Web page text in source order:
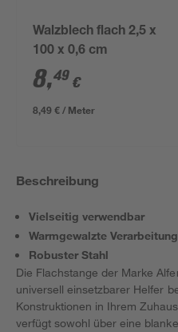
Walzblech flach 2,5 x
100 x 0,6 cm
8,49 €
8,49 € / Meter
Beschreibung
Vielseitig verwendbar
Warmgewalzte Verarbeitung
Robuster Stahl
Die Flachstange der Marke
universell einsetzbarer Helfer
Konstruktionen in Ihrem
verfügt sowohl über eine